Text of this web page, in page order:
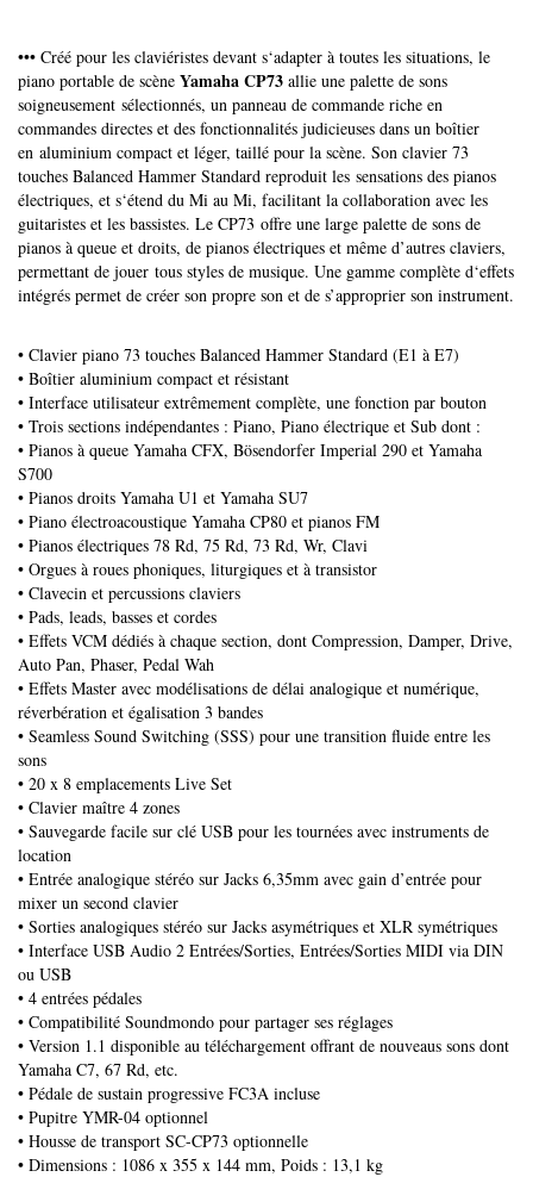
••• Créé pour les claviéristes devant s‘adapter à toutes les situations, le
piano portable de scène Yamaha CP73 allie une palette de sons
soigneusement sélectionnés, un panneau de commande riche en
commandes directes et des fonctionnalités judicieuses dans un boîtier
en aluminium compact et léger, taillé pour la scène. Son clavier 73
touches Balanced Hammer Standard reproduit les sensations des pianos
électriques, et s‘étend du Mi au Mi, facilitant la collaboration avec les
guitaristes et les bassistes. Le CP73 offre une large palette de sons de
pianos à queue et droits, de pianos électriques et même d’autres claviers,
permettant de jouer tous styles de musique. Une gamme complète d‘effets
intégrés permet de créer son propre son et de s’approprier son instrument.
• Clavier piano 73 touches Balanced Hammer Standard (E1 à E7)
• Boîtier aluminium compact et résistant
• Interface utilisateur extrêmement complète, une fonction par bouton
• Trois sections indépendantes : Piano, Piano électrique et Sub dont :
• Pianos à queue Yamaha CFX, Bösendorfer Imperial 290 et Yamaha
S700
• Pianos droits Yamaha U1 et Yamaha SU7
• Piano électroacoustique Yamaha CP80 et pianos FM
• Pianos électriques 78 Rd, 75 Rd, 73 Rd, Wr, Clavi
• Orgues à roues phoniques, liturgiques et à transistor
• Clavecin et percussions claviers
• Pads, leads, basses et cordes
• Effets VCM dédiés à chaque section, dont Compression, Damper, Drive,
Auto Pan, Phaser, Pedal Wah
• Effets Master avec modélisations de délai analogique et numérique,
réverbération et égalisation 3 bandes
• Seamless Sound Switching (SSS) pour une transition ﬂuide entre les
sons
• 20 x 8 emplacements Live Set
• Clavier maître 4 zones
• Sauvegarde facile sur clé USB pour les tournées avec instruments de
location
• Entrée analogique stéréo sur Jacks 6,35mm avec gain d’entrée pour
mixer un second clavier
• Sorties analogiques stéréo sur Jacks asymétriques et XLR symétriques
• Interface USB Audio 2 Entrées/Sorties, Entrées/Sorties MIDI via DIN
ou USB
• 4 entrées pédales
• Compatibilité Soundmondo pour partager ses réglages
• Version 1.1 disponible au téléchargement offrant de nouveaus sons dont
Yamaha C7, 67 Rd, etc.
• Pédale de sustain progressive FC3A incluse
• Pupitre YMR-04 optionnel
• Housse de transport SC-CP73 optionnelle
• Dimensions : 1086 x 355 x 144 mm, Poids : 13,1 kg